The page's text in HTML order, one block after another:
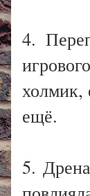
4.
холмик,
ещё.
5.